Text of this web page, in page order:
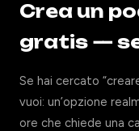
Crea un
gratis —
Se hai cercato
vuoi: un’opzione
ore che chiede una